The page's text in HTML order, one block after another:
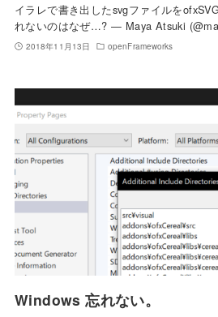
イラレで書き出したsvgファイルを
れないのはなぜ…? — Maya Atsuki
2018年11月13日 openFrameworks
Windows 忘れない。